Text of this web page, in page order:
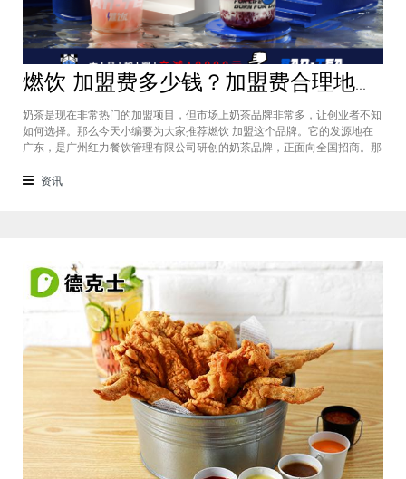
燃饮 加盟费多少钱？加盟费合理地级城市总投资仅需30万元
奶茶是现在非常热门的加盟项目，但市场上奶茶品牌非常多，让创业者不知
如何选择。那么今天小编要为大家推荐燃饮 加盟这个品牌。它的发源地在
广东，是广州红力餐饮管理有限公司研创的奶茶品牌，正面向全国招商。那
编将为您进行新一轮的费用分析，相信大家看过之后心中会有一定的了解。
资讯